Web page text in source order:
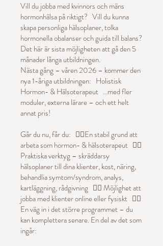
Vill du jobba med kvinnors och mäns
hormonhälsa på riktigt? Vill du kunna
skapa personliga hälsoplaner, tolka
hormonella obalanser och guida till balans?
Det här är sista möjligheten att gå den 5
månader långa utbildningen.
Nästa gång – våren 2026 – kommer den
nya 1-åriga utbildningen: Holistisk
Hormon- & Hälsoterapeut ...med fler
moduler, externa lärare – och ett helt
annat pris!
Går du nu, får du: 👉🏼En stabil grund att
arbeta som hormon- & hälsoterapeut 👉🏼
Praktiska verktyg – skräddarsy
hälsoplaner till dina klienter, kost, näring,
behandlia symtom/syndrom, analys,
kartläggning, rådgivning 👉🏼 Möjlighet att
jobba med klienter online eller fysiskt 👉🏼
En väg in i det större programmet – du
kan komplettera senare. En del av det som
ingår: